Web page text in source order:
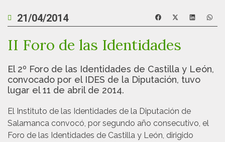
21/04/2014
II Foro de las Identidades
El 2º Foro de las Identidades de Castilla y León,
convocado por el IDES de la Diputación, tuvo
lugar el 11 de abril de 2014.
El Instituto de las Identidades de la Diputación de
Salamanca convocó, por segundo año consecutivo, el
Foro de las Identidades de Castilla y León, dirigido